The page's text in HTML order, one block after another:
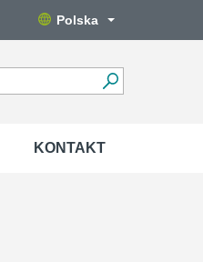
Polska
KONTAKT